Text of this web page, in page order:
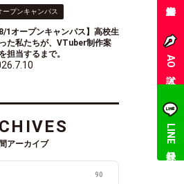
ープンキャンパス
8/1オープンキャンパス】高校生
た私たちが、VTuber制作案
担当するまで。
アーカイブ
90
AO入試
LINE登録